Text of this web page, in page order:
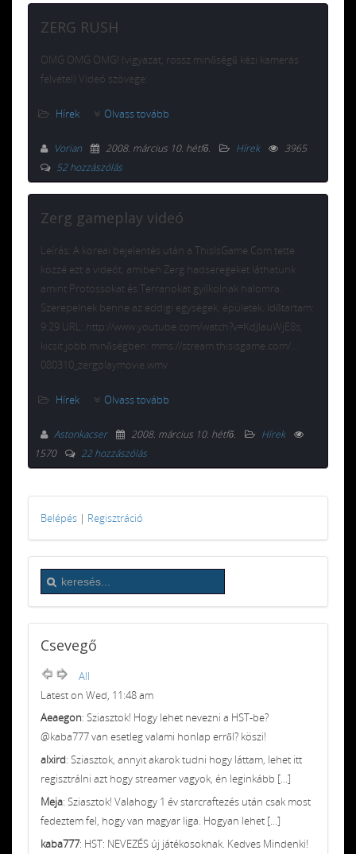
ZERG RUSH
OMG OMG OMG! (vigyázat, rossz minőségű kézi kamerás
felvétel) Videó szövege:
Hírek Olvass tovább
Vorian 2008. március 10. hétfő. Hírek
3965
52 hozzászólás
Zerg gameplay videó
Leírás: A koreai bejelentés után a ThisIsGame.Com tette
közzé ezt a videót, amiben Zerg hadseregeket láthatunk
amint Protossokat és Terranokat gyilkolnak halomra.
Szerepelnek benne az eddigi egységek, épületek. Időtartam:
9:29 URL: http://www.youtube.com/watch?v=KdJIauWjE8s,
kicsit jobb minőségben: mms://stream.thisisgame.com/…
080310_zergplaymovie.wmv
Hírek Olvass tovább
Astonkacser 2008. március 10. hétfő.
Hírek
1570
22 hozzászólás
Belépés | Regisztráció
Csevegő
All
Latest on Wed, 11:48 am
Aeaegon: Sziasztok! Hogy lehet nevezni a HST-be?
@kaba777 van esetleg valami honlap erről? köszi!
alxird: Sziasztok, annyit akarok tudni hogy láttam, lehet itt
regisztrálni azt hogy streamer vagyok, én leginkább [...]
Meja: Sziasztok! Valahogy 1 év starcraftezés után csak most
fedeztem fel, hogy van magyar liga. Hogyan lehet [...]
kaba777: HST: NEVEZÉS új játékosoknak. Kedves Mindenki!